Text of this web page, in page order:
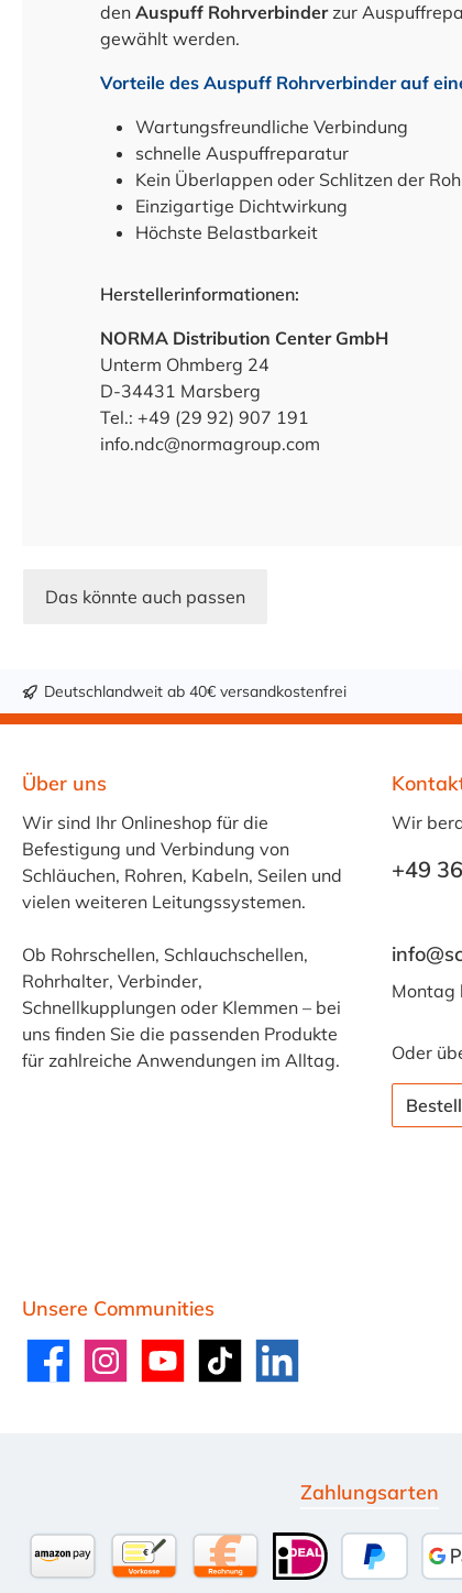
den Auspuff Rohrverbinderzur
gewählt werden.
Vorteile des Auspuff Rohrverbinder auf
Wartungsfreundliche Verbindung
schnelle Auspuffreparatur
Kein Überlappen oder Schlitzen der
Einzigartige Dichtwirkung
Höchste Belastbarkeit
Herstellerinformationen:
NORMA Distribution Center GmbH
Unterm Ohmberg 24
D-34431 Marsberg
Tel.: +49 (29 92) 907 191
info.ndc@normagroup.com
Das könnte auch passen
Deutschlandweit ab 40€ versandkostenfrei
Über uns
Wir sind Ihr Onlineshop für die
Befestigung und Verbindung von
Schläuchen, Rohren, Kabeln, Seilen und
vielen weiteren Leitungssystemen.
Ob Rohrschellen, Schlauchschellen,
Rohrhalter, Verbinder,
Schnellkupplungen oder Klemmen – bei
uns finden Sie die passenden Produkte
für zahlreiche Anwendungen im Alltag.
Wir
+49
Montag
Oder
Unsere Communities
FacebookInstagramYouTube TikTok LinkedIn
Zahlungsarten